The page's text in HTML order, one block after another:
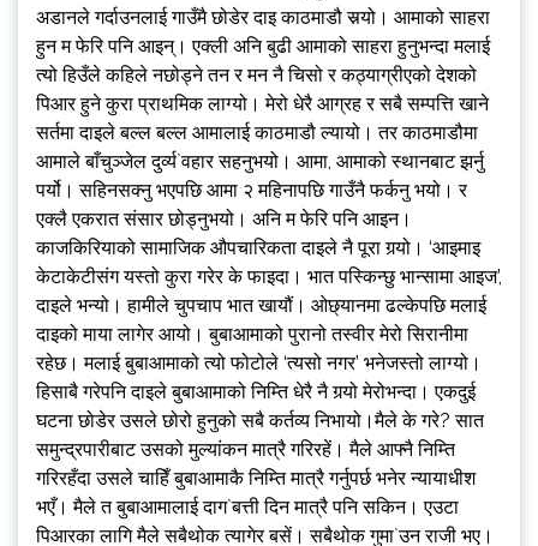
अडानले गर्दाउनलाई गाउँमै छोडेर दाइ काठमाडौ सर्‍यो। आमाको साहरा
हुन म फेरि पनि आइन्। एक्ली अनि बुढी आमाको साहरा हुनुभन्दा मलाई
त्यो हिउँले कहिले नछोड्ने तन र मन नै चिसो र कठ्याग्रीएको देशको
पिआर हुने कुरा प्राथमिक लाग्यो। मेरो धेरै आग्रह र सबै सम्पत्ति खाने
सर्तमा दाइले बल्ल बल्ल आमालाई काठमाडौ ल्यायो। तर काठमाडौमा
आमाले बाँचुञ्जेल दुर्व्य`वहार सहनुभयो। आमा, आमाको स्थानबाट झर्नु
पर्यो। सहिनसक्नु भएपछि आमा २ महिनापछि गाउँनै फर्कनु भयो। र
एक्लै एकरात संसार छोड्नुभयो। अनि म फेरि पनि आइन।
काजकिरियाको सामाजिक औपचारिकता दाइले नै पूरा गर्‍यो। ‘आइमाइ
केटाकेटीसंग यस्तो कुरा गरेर के फाइदा। भात पस्किन्छु भान्सामा आइज’,
दाइले भन्यो। हामीले चुपचाप भात खायौं। ओछ्यानमा ढल्केपछि मलाई
दाइको माया लागेर आयो। बुबाआमाको पुरानो तस्वीर मेरो सिरानीमा
रहेछ। मलाई बुबाआमाको त्यो फोटोले ‘त्यसो नगर’ भनेजस्तो लाग्यो।
हिसाबै गरेपनि दाइले बुबाआमाको निम्ति धेरै नै गर्‍यो मेरोभन्दा। एकदुई
घटना छोडेर उसले छोरो हुनुको सबै कर्तव्य निभायो।मैले के गरे? सात
समुन्द्रपारीबाट उसको मुल्यांकन मात्रै गरिरहें। मैले आफ्नै निम्ति
गरिरहँदा उसले चाहिँ बुबाआमाकै निम्ति मात्रै गर्नुपर्छ भनेर न्यायाधीश
भएँ। मैले त बुबाआमालाई दाग`बत्ती दिन मात्रै पनि सकिन। एउटा
पिआरका लागि मैले सबैथोक त्यागेर बसें। सबैथोक गुमा`उन राजी भए।